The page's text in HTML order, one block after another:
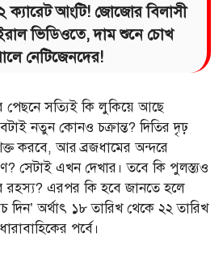
ক্যারেট আংটি! জোজোর বিলাসী
ভিডিওতে, দাম শুনে চোখ
নেটিজেনদের!
পেছনে সত্যিই কি লুকিয়ে আছে
নতুন কোনও চক্রান্ত? দিতির দৃঢ়
করবে, আর ব্রজধামের অন্দরে
সেটাই এখন দেখার। তবে কি পুলস্ত্যও
রহস্য? এরপর কি হবে জানতে হলে
দিন’ অর্থাৎ ১৮ তারিখ থেকে ২২ তারিখ
পর্বে।